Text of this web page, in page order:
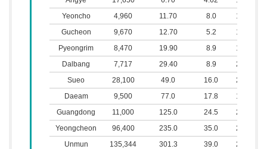
Yeoncho
4,960 11.70 8.0
17.01
Gucheon
9,670 12.70 5.2
19.93
Pyeongrim
8,470 19.90 8.9
16.62
Dalbang
7,717 29.40 8.9
25.23
Sueo
28,100 49.0 16.0
22.67
Daeam
9,500 77.0 17.8
17.52
Guangdong
11,000 125.0 24.5
20.55
Yeongcheon
96,400 235.0 35.0
23.99
Unmun
135,344 301.3 39.0 23.71